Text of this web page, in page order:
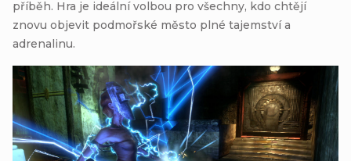
příběh. Hra je ideální volbou pro všechny, kdo chtějí
znovu objevit podmořské město plné tajemství a
adrenalinu.